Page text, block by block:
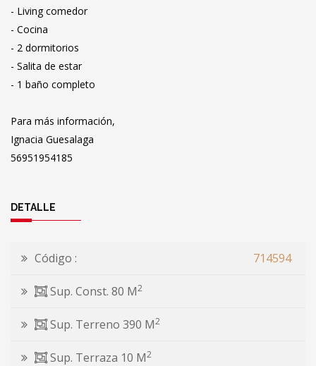
- Living comedor
- Cocina
- 2 dormitorios
- Salita de estar
- 1 baño completo
Para más información,
Ignacia Guesalaga
56951954185
DETALLE
Código : 714594
Sup. Const. 80 M2
Sup. Terreno 390 M2
Sup. Terraza 10 M2